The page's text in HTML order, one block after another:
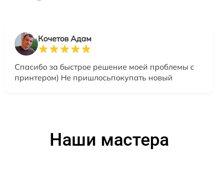
Кочетов Адам
Спасибо за быстрое решение моей проблемы с
принтером) Не пришлосьпокупать новый
Наши мастера